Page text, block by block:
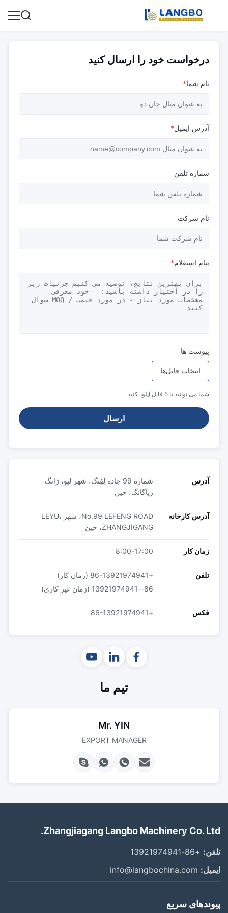
درخواست خود را ارسال کنید
نام شما*
آدرس ایمیل*
شماره تلفن
نام شرکت
پیام استعلام*
پیوست ها
انتخاب فایل‌ها
شما می توانید تا 5 فایل آپلود کنید.
ارسال
آدرس
شماره 99 جاده لِفِنگ، شهر لیو، ژانگ
ژیاگانگ، چین
آدرس کارخانه
No.99 LEFENG ROAD، شهر LEYU،
ZHANGJIGANG، چین
زمان کار 8:00-17:00
تلفن
+86-13921974941 (زمان کار)
86--13921974941 (زمان غیر کاری)
فکس +86-13921974941
تیم ما
Mr. YIN
EXPORT MANAGER
Zhangjiagang Langbo Machinery Co. Ltd.
تلفن: +86-13921974941
ایمیل:
پیوندهای سریع